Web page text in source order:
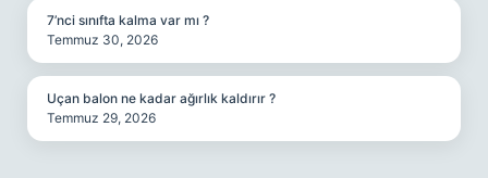
7’nci sınıfta kalma var mı ?
Temmuz 30, 2026
Uçan balon ne kadar ağırlık kaldırır ?
Temmuz 29, 2026